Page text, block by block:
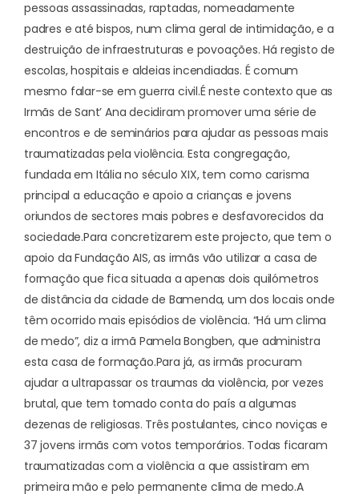
pessoas assassinadas, raptadas, nomeadamente
padres e até bispos, num clima geral de intimidação, e a
destruição de infraestruturas e povoações. Há registo de
escolas, hospitais e aldeias incendiadas. É comum
mesmo falar-se em guerra civil.É neste contexto que as
Irmãs de Sant’ Ana decidiram promover uma série de
encontros e de seminários para ajudar as pessoas mais
traumatizadas pela violência. Esta congregação,
fundada em Itália no século XIX, tem como carisma
principal a educação e apoio a crianças e jovens
oriundos de sectores mais pobres e desfavorecidos da
sociedade.Para concretizaremeste projecto, que tem o
apoio da Fundação AIS, as irmãs vão utilizar a casa de
formação que fica situada a apenas dois quilómetros
de distância da cidade de Bamenda, um dos locais onde
têm ocorrido mais episódios de violência. “Há um clima
de medo”, diz a irmã Pamela Bongben, que administra
esta casa de formação.Para já, as irmãs procuram
ajudar a ultrapassar os traumas da violência, por vezes
brutal, que tem tomado conta do país a algumas
dezenas de religiosas. Três postulantes, cinco noviças e
37 jovens irmãs com votos temporários. Todas ficaram
traumatizadas com a violência a que assistiram em
primeira mão e pelo permanente clima de medo.A